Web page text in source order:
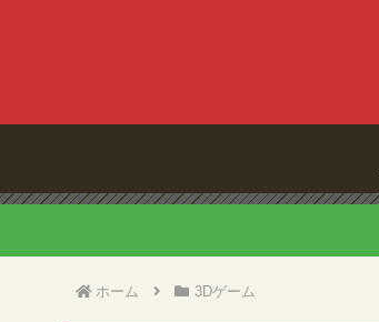
ホーム 3Dゲーム